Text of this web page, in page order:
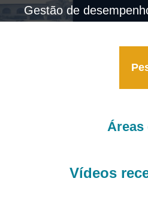
Gestão de
Áreas
Vídeos